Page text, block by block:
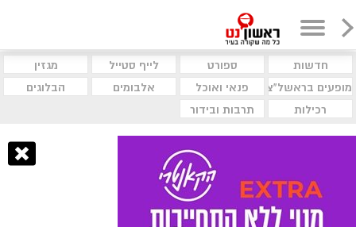
חדשות ספורט לייף סטייל
מגזין
מופעים בראשל"צ
פנאי ואוכל אלבומים
הבלוגים
רכילות
תרבות ובידור